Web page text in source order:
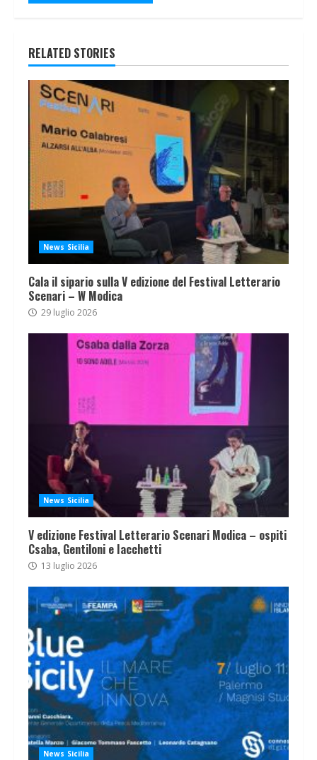
RELATED STORIES
News Sicilia
Cala il sipario sulla V edizione del Festival Letterario
Scenari – W Modica
29 luglio 2026
News Sicilia
V edizione Festival Letterario Scenari Modica – ospiti
Csaba, Gentiloni e Iacchetti
13 luglio 2026
News Sicilia